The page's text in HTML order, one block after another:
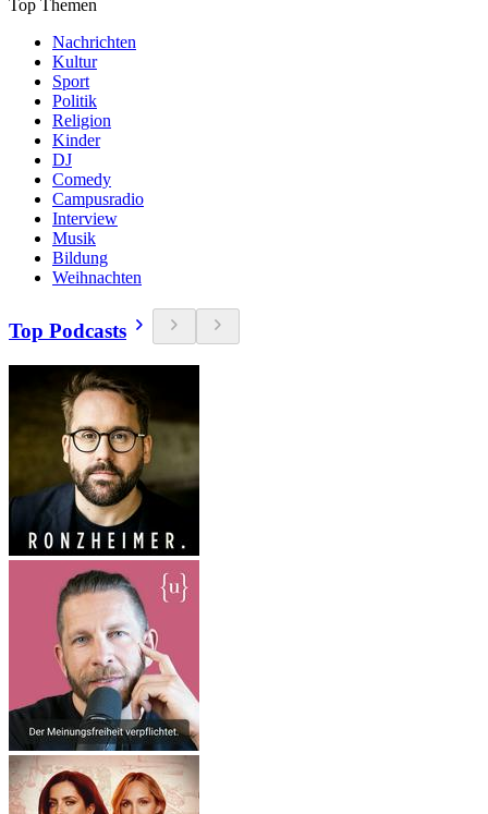
Top Themen
Nachrichten
Kultur
Sport
Politik
Religion
Kinder
DJ
Comedy
Campusradio
Interview
Musik
Bildung
Weihnachten
Top Podcasts